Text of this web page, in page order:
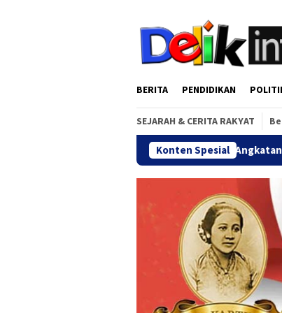
BERITA PENDIDIKAN
SEJARAH & CERITA RAKYAT
Konten Spesial
Silaturahmi Lintas Angkatan Jalan Sehat